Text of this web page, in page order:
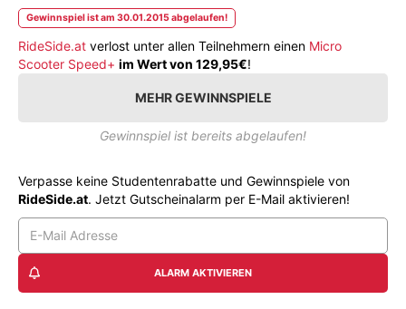
Gewinnspiel ist am 30.01.2015 abgelaufen!
RideSide.at verlost unter allen Teilnehmern einen Micro
Scooter Speed+ im Wert von 129,95€!
MEHR GEWINNSPIELE
Gewinnspiel ist bereits abgelaufen!
Verpasse keine Studentenrabatte und Gewinnspiele von
RideSide.at. Jetzt Gutscheinalarm per E-Mail aktivieren!
ALARM AKTIVIEREN